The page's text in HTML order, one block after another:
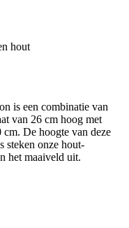
is een combinatie van
van 26 cm hoog met
De hoogte van deze
steken onze hout-
het maaiveld uit.